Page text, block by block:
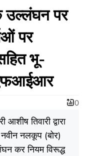
उल्‍लंघन पर
पर
भू-
एफआईआर
0
तिवारी द्वारा
नलकूप (बोर)
कर नियम विरूद्ध